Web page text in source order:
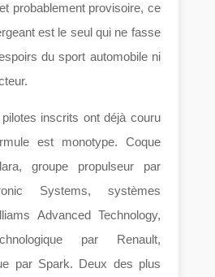
probablement provisoire, ce
est le seul qui ne fasse
du sport automobile ni
inscrits ont déjà couru
est monotype. Coque
groupe propulseur par
Systems, systèmes
Advanced Technology,
par Renault,
par Spark. Deux des plus